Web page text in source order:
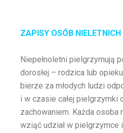
ZAPISY OSÓB NIELETNICH
Niepełnoletni pielgrzymują
dorosłej – rodzica lub
bierze za młodych ludzi
i w czasie całej pielgrzymki
zachowaniem. Każda osoba
wziąć udział w pielgrzymce